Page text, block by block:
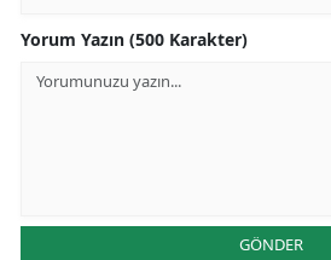
Yorum Yazın (500 Karakter)
GÖNDER